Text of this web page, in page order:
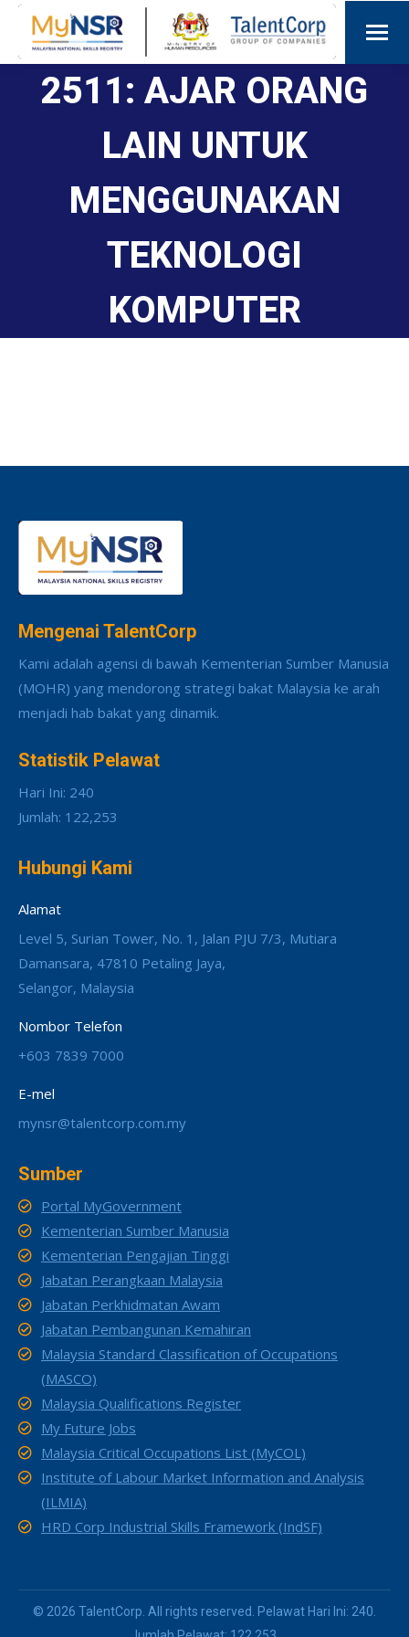
2511: AJAR ORANG
LAIN UNTUK
MENGGUNAKAN
TEKNOLOGI
KOMPUTER
Mengenai TalentCorp
Kami adalah agensi di bawah Kementerian Sumber Manusia
(MOHR) yang mendorong strategi bakat Malaysia ke arah
menjadi hab bakat yang dinamik.
Statistik Pelawat
Hari Ini: 240
Jumlah: 122,253
Hubungi Kami
Alamat
Level 5, Surian Tower, No. 1, Jalan PJU 7/3, Mutiara
Damansara, 47810 Petaling Jaya,
Selangor, Malaysia
Nombor Telefon
+603 7839 7000
E-mel
mynsr@talentcorp.com.my
Sumber
Portal MyGovernment
Kementerian Sumber Manusia
Kementerian Pengajian Tinggi
Jabatan Perangkaan Malaysia
Jabatan Perkhidmatan Awam
Jabatan Pembangunan Kemahiran
Malaysia Standard Classification of Occupations
(MASCO)
Malaysia Qualifications Register
My Future Jobs
Malaysia Critical Occupations List (MyCOL)
Institute of Labour Market Information and Analysis
(ILMIA)
HRD Corp Industrial Skills Framework (IndSF)
© 2026 TalentCorp. All rights reserved. Pelawat Hari Ini: 240.